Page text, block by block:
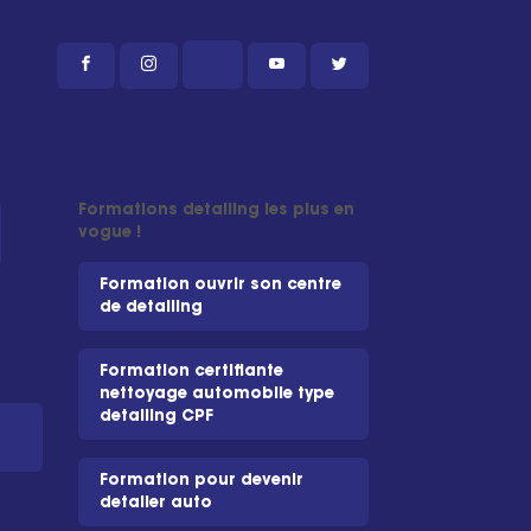
Formations detailing les plus en
vogue !
Formation ouvrir son centre
de detailing
Formation certifiante
nettoyage automobile type
detailing CPF
Formation pour devenir
detailer auto